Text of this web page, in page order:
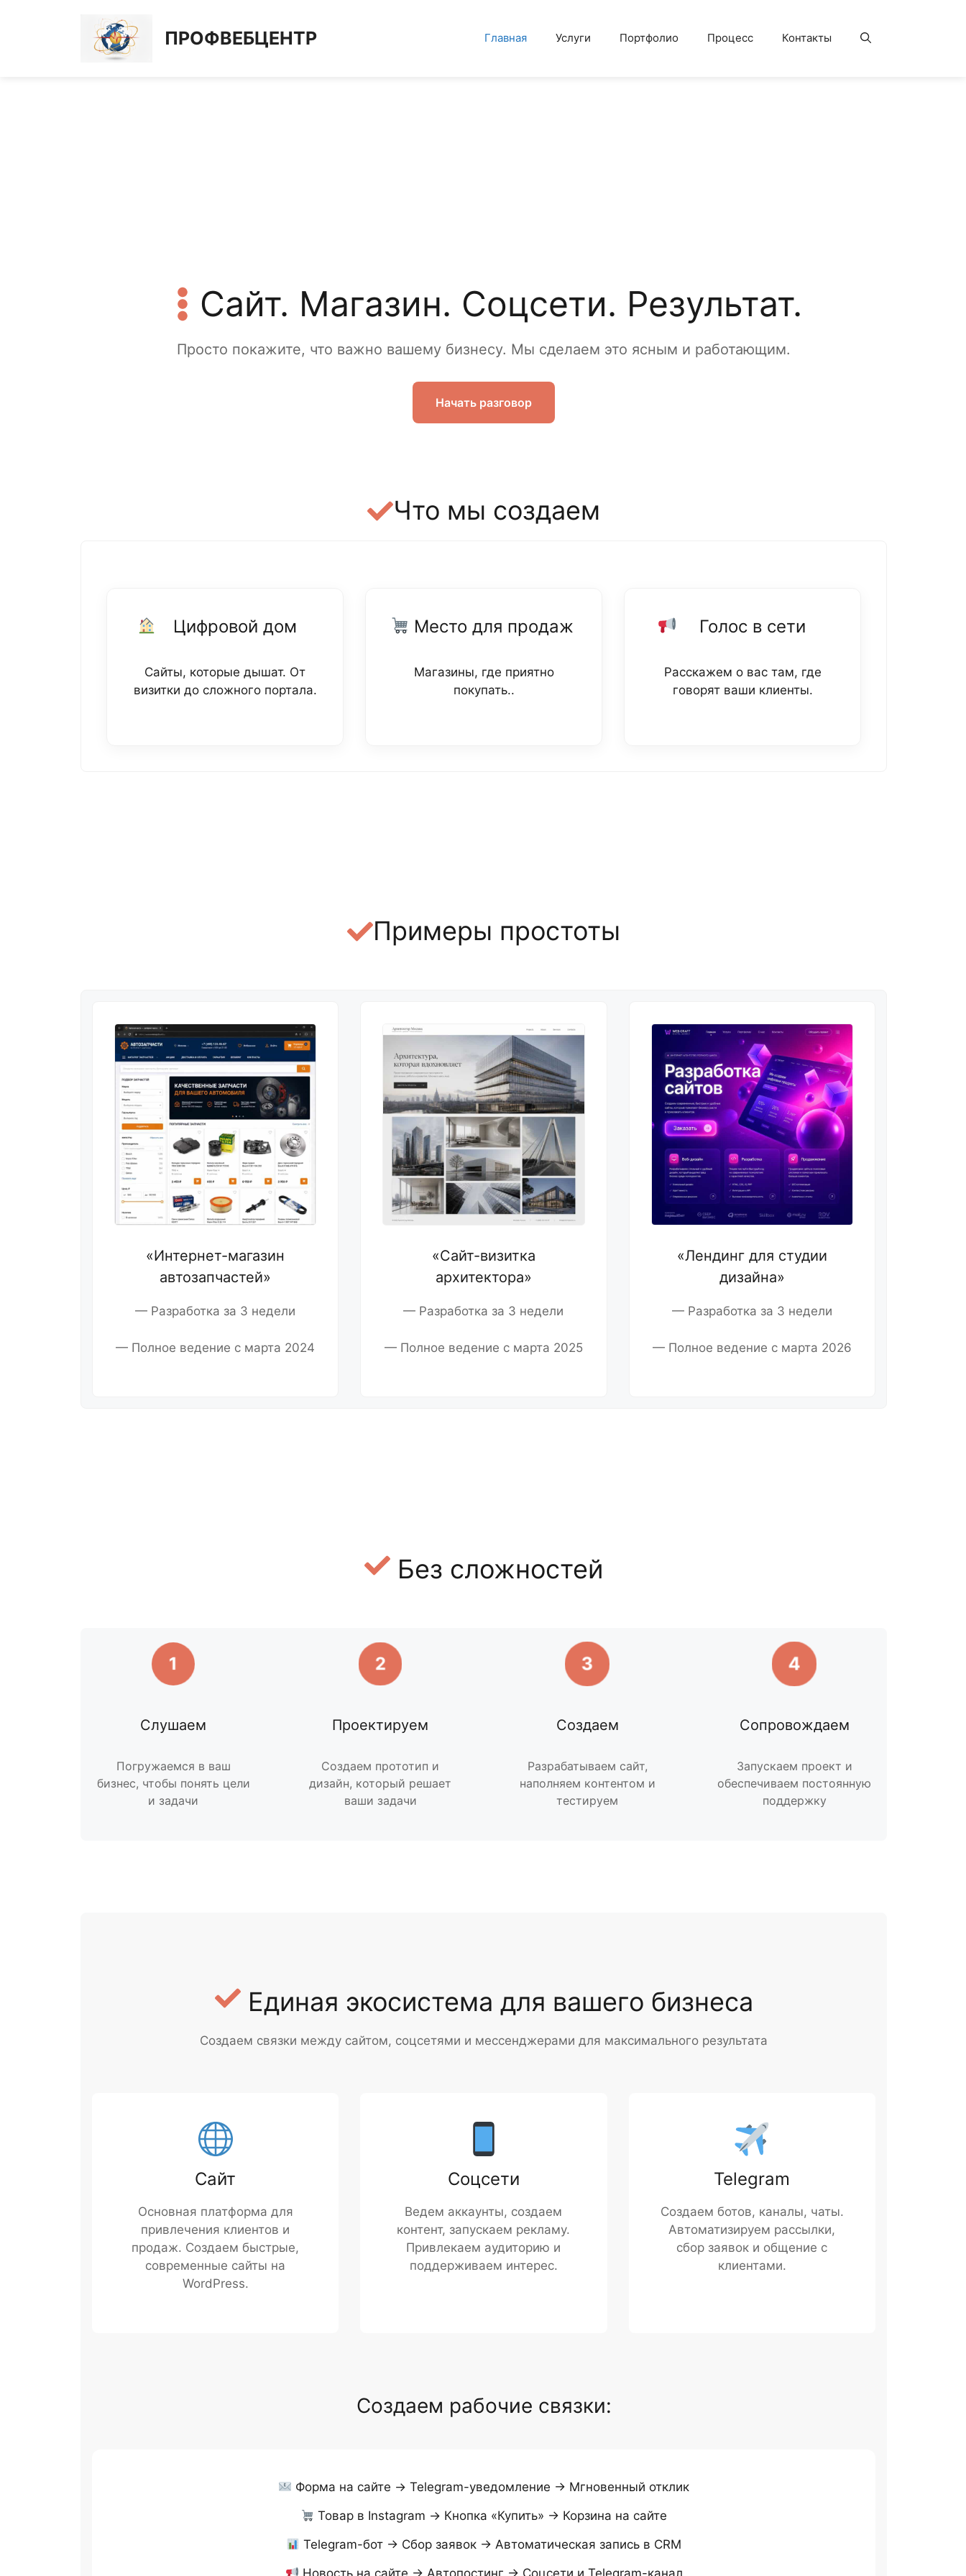
ПРОФВЕБЦЕНТР Главная Услуги Портфолио Процесс Контакты
Сайт. Магазин. Соцсети. Результат.
Просто покажите, что важно вашему бизнесу. Мы сделаем это ясным и работающим.
Начать разговор
Что мы создаем
Цифровой дом
Сайты, которые дышат. От
визитки до сложного портала.
Место для продаж
Магазины, где приятно
покупать..
Голос в сети
Расскажем о вас там, где
говорят ваши клиенты.
Примеры простоты
«Интернет-магазин
автозапчастей»
— Разработка за 3 недели
— Полное ведение с марта 2024
«Сайт-визитка
архитектора»
— Разработка за 3 недели
— Полное ведение с марта 2025
«Лендинг для студии
дизайна»
— Разработка за 3 недели
— Полное ведение с марта 2026
Без сложностей
1
Слушаем
Погружаемся в ваш
бизнес, чтобы понять цели
и задачи
2
Проектируем
Создаем прототип и
дизайн, который решает
ваши задачи
3
Создаем
Разрабатываем сайт,
наполняем контентом и
тестируем
4
Сопровождаем
Запускаем проект и
обеспечиваем постоянную
поддержку
Единая экосистема для вашего бизнеса
Создаем связки между сайтом, соцсетями и мессенджерами для максимального результата
Сайт
Основная платформа для
привлечения клиентов и
продаж. Создаем быстрые,
современные сайты на
WordPress.
Соцсети
Ведем аккаунты, создаем
контент, запускаем рекламу.
Привлекаем аудиторию и
поддерживаем интерес.
Telegram
Создаем ботов, каналы, чаты.
Автоматизируем рассылки,
сбор заявок и общение с
клиентами.
Создаем рабочие связки:
Форма на сайте → Telegram-уведомление → Мгновенный отклик
Товар в Instagram → Кнопка «Купить» → Корзина на сайте
Telegram-бот → Сбор заявок → Автоматическая запись в CRM
Новость на сайте → Автопостинг → Соцсети и Telegram-канал